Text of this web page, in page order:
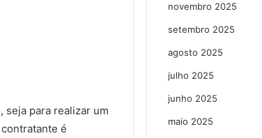
seja para realizar um
é
novembro 2025
setembro 2025
agosto 2025
julho 2025
junho 2025
maio 2025